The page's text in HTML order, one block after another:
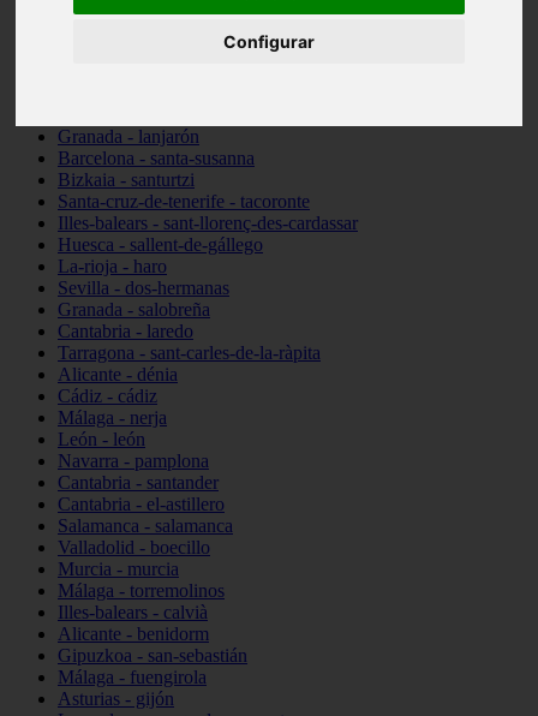
Configurar
Granada - lanjarón
Barcelona - santa-susanna
Bizkaia - santurtzi
Santa-cruz-de-tenerife - tacoronte
Illes-balears - sant-llorenç-des-cardassar
Huesca - sallent-de-gállego
La-rioja - haro
Sevilla - dos-hermanas
Granada - salobreña
Cantabria - laredo
Tarragona - sant-carles-de-la-ràpita
Alicante - dénia
Cádiz - cádiz
Málaga - nerja
León - león
Navarra - pamplona
Cantabria - santander
Cantabria - el-astillero
Salamanca - salamanca
Valladolid - boecillo
Murcia - murcia
Málaga - torremolinos
Illes-balears - calvià
Alicante - benidorm
Gipuzkoa - san-sebastián
Málaga - fuengirola
Asturias - gijón